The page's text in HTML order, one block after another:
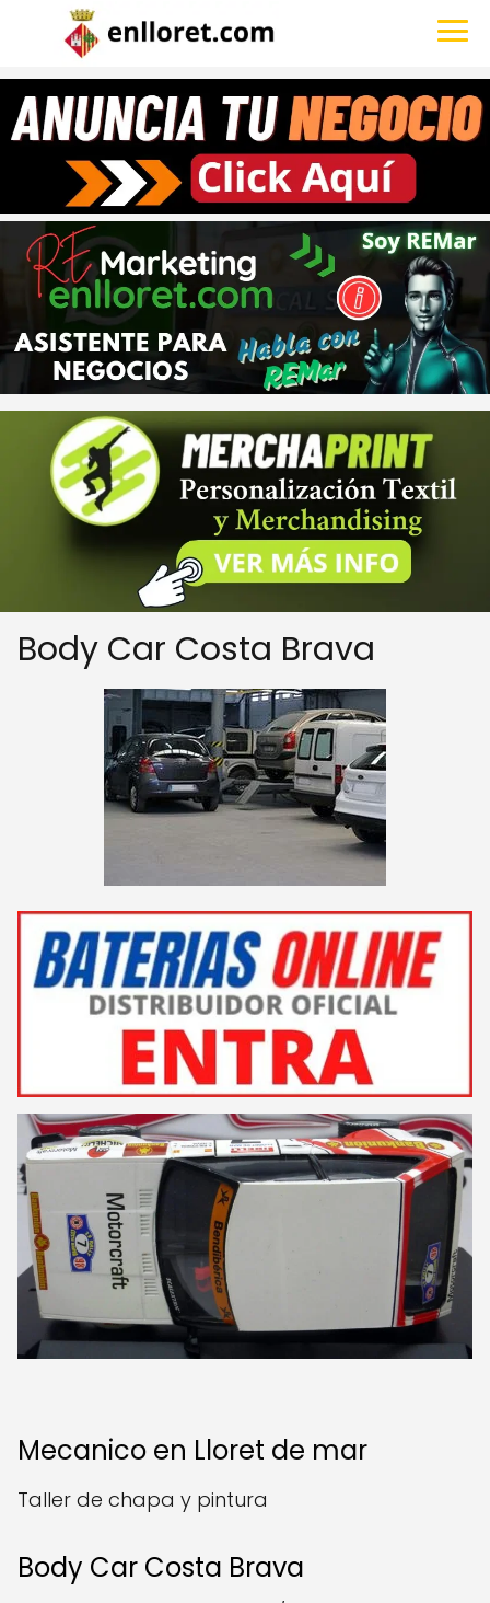
Body Car Costa Brava
Mecanico en Lloret de mar
Taller de chapa y pintura
Body Car Costa Brava